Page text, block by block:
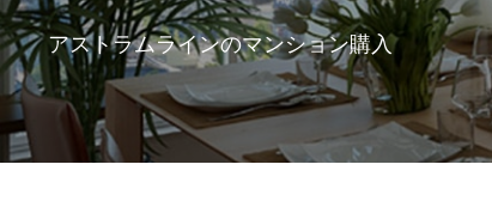
アストラムラインのマンション購入